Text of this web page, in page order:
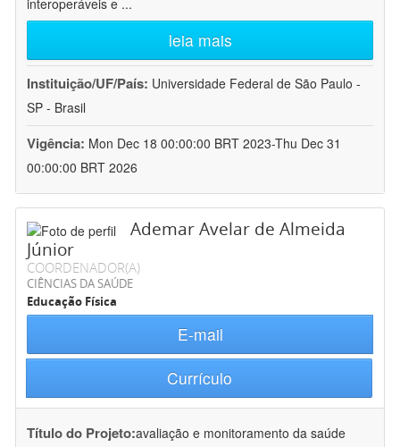
interoperáveis e ...
leia mais
Instituição/UF/País: Universidade Federal de São Paulo -
SP - Brasil
Vigência: Mon Dec 18 00:00:00 BRT 2023-Thu Dec 31
00:00:00 BRT 2026
Ademar Avelar de Almeida
Júnior
COORDENADOR(A)
CIÊNCIAS DA SAÚDE
Educação Física
E-mail
Currículo
Título do Projeto:avaliação e monitoramento da saúde